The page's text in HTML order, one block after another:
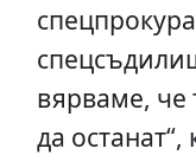
вярваме, че
да